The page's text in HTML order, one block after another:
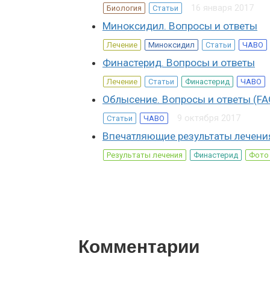
Биология Статьи 16 января 2017
Миноксидил. Вопросы и ответы
Лечение Миноксидил Статьи ЧАВО
Финастерид. Вопросы и ответы
Лечение Статьи Финастерид ЧАВО
Облысение. Вопросы и ответы
Статьи ЧАВО 9 октября 2017
Впечатляющие результаты
Результаты лечения Финастерид Фото
Комментарии